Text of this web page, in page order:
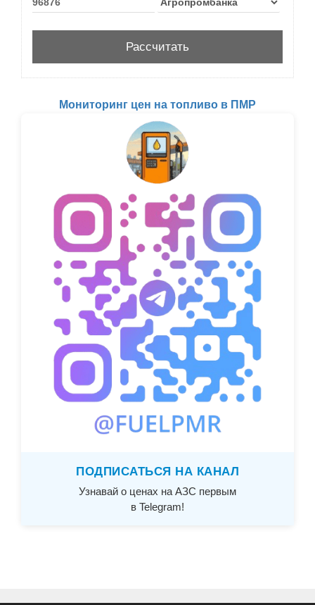
Мониторинг цен на топливо в ПМР
ПОДПИСАТЬСЯ НА КАНАЛ
Узнавай о ценах на АЗС первым
в Telegram!